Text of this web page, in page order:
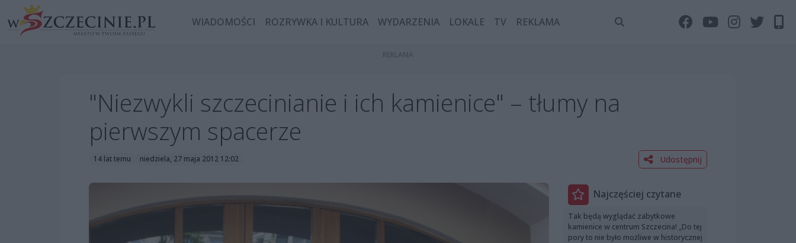
WIADOMOŚCI ROZRYWKA I KULTURA WYDARZENIA LOKALE TV REKLAMA
"Niezwykli szczecinianie i ich kamienice" – tłumy na
pierwszym spacerze
14 lat temu niedziela, 27 maja 2012 12:02 Udostępnij
Najczęściej czytane
Tak będą wyglądać zabytkowe
kamienice w centrum Szczecina! „Do tej
pory to nie było możliwe w historycznej